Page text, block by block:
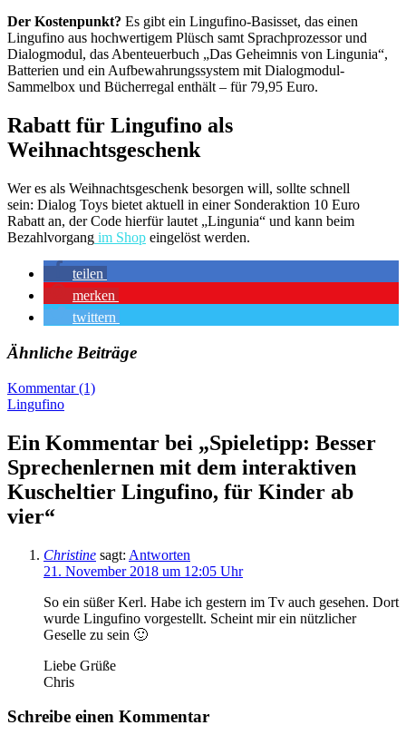
Der Kostenpunkt? Es gibt ein Lingufino-Basisset, das einen
Lingufino aus hochwertigem Plüsch samt Sprachprozessor und
Dialogmodul, das Abenteuerbuch „Das Geheimnis von Lingunia“,
Batterien und ein Aufbewahrungssystem mit Dialogmodul-
Sammelbox und Bücherregal enthält – für 79,95 Euro.
Rabatt für Lingufino als
Weihnachtsgeschenk
Wer es als Weihnachtsgeschenk besorgen will, sollte schnell
sein: Dialog Toys bietet aktuell in einer Sonderaktion 10 Euro
Rabatt an, der Code hierfür lautet „Lingunia“ und kann beim
Bezahlvorgang im Shop eingelöst werden.
teilen
merken
twittern
Ähnliche Beiträge
Kommentar (1)
Lingufino
Ein Kommentar bei „Spieletipp: Besser
Sprechenlernen mit dem interaktiven
Kuscheltier Lingufino, für Kinder ab
vier“
Christine sagt: Antworten
21. November 2018 um 12:05 Uhr
So ein süßer Kerl. Habe ich gestern im Tv auch gesehen. Dort
wurde Lingufino vorgestellt. Scheint mir ein nützlicher
Geselle zu sein 🙂
Liebe Grüße
Chris
Schreibe einen Kommentar